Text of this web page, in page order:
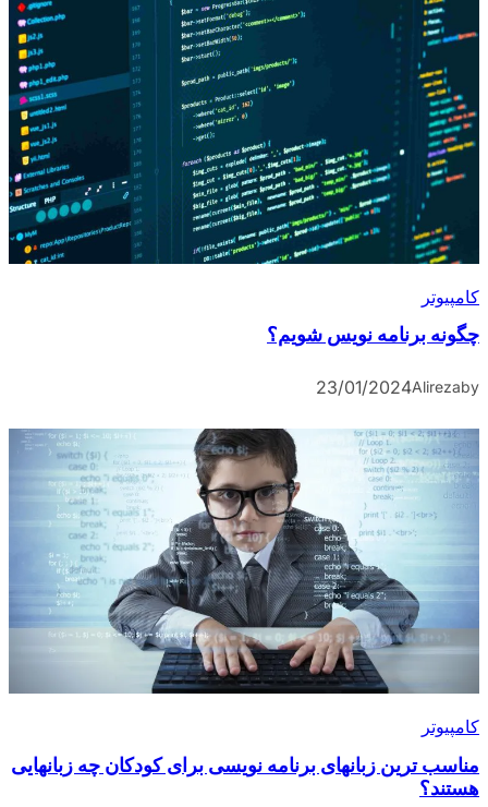
کامپیوتر
چگونه برنامه نویس شویم؟
by
Alireza
23/01/2024
کامپیوتر
مناسب ترین زبانهای برنامه نویسی برای کودکان چه زبانهایی
هستند؟